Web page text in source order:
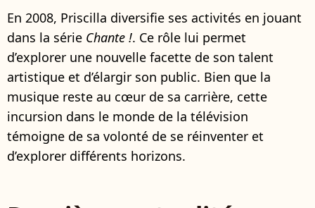
En 2008, Priscilla diversifie ses activités en jouant
dans la série Chante !. Ce rôle lui permet
d’explorer une nouvelle facette de son talent
artistique et d’élargir son public. Bien que la
musique reste au cœur de sa carrière, cette
incursion dans le monde de la télévision
témoigne de sa volonté de se réinventer et
d’explorer différents horizons.